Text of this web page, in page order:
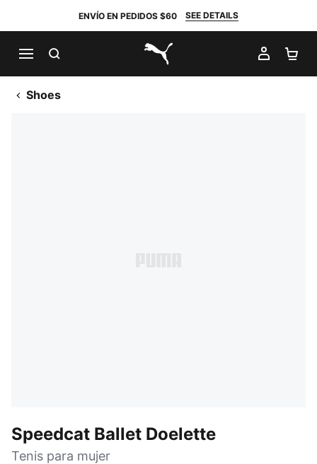
ENVÍO EN PEDIDOS $60 SEE DETAILS
PUMA.com
MI
Shoes
Speedcat Ballet Doelette
Tenis para mujer